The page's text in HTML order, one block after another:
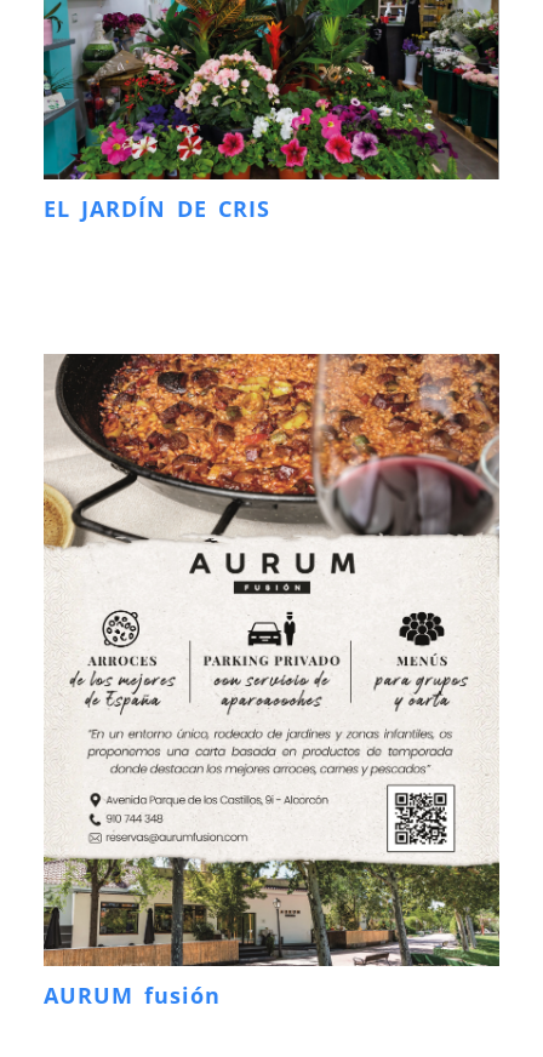
EL JARDÍN DE CRIS
AURUM fusión